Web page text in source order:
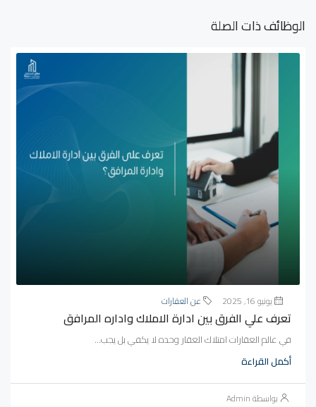
الوظائف ذات الصلة
يونيو 16, 2025 عن العقارات
تعرف علي الفرق بين ادارة الاملاك واداره المرافق
في عالم العقارات امتلاك العقار وحده لا يكفي بل يجب...
أكمل القراءة
بواسطة Admin